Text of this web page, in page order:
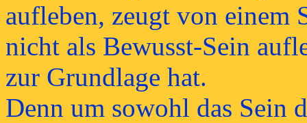
aufleben, zeugt von einem
nicht als Bewusst-Sein
zur Grundlage hat.
Denn um sowohl das Sein